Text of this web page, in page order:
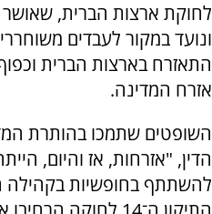
לחוקת ארצות הברית,
ונועד במקור לעבדים
התאזרח בארצות הברית
אזרח המדינה.
השופטים שתמכו בהותרת
הדין, "אזרחות, אז והיום,
להשתתף בחופשיות בקהילה